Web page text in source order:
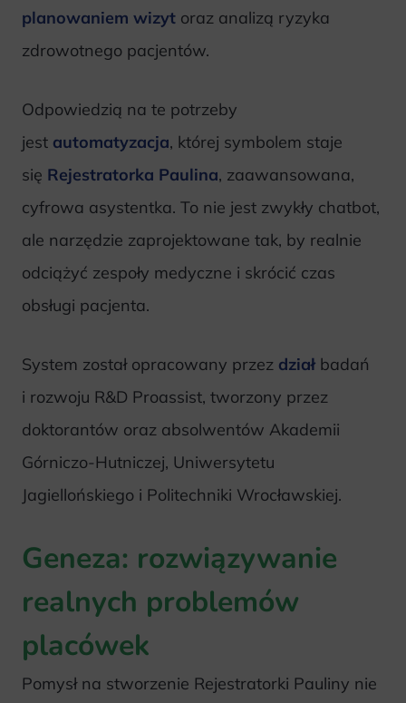
planowaniem wizyt oraz analizą ryzyka
zdrowotnego pacjentów.
Odpowiedzią na te potrzeby
jest automatyzacja, której symbolem staje
się Rejestratorka Paulina, zaawansowana,
cyfrowa asystentka. To nie jest zwykły chatbot,
ale narzędzie zaprojektowane tak, by realnie
odciążyć zespoły medyczne i skrócić czas
obsługi pacjenta.
System został opracowany przez dział badań
i rozwoju R&D Proassist, tworzony przez
doktorantów oraz absolwentów Akademii
Górniczo-Hutniczej, Uniwersytetu
Jagiellońskiego i Politechniki Wrocławskiej.
Geneza: rozwiązywanie
realnych problemów
placówek
Pomysł na stworzenie Rejestratorki Pauliny nie